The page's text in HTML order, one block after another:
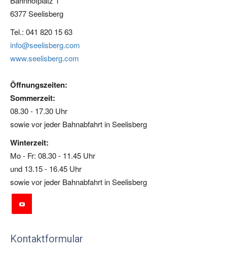
6377 Seelisberg
Tel.: 041 820 15 63
info@seelisberg.com
www.seelisberg.com
Öffnungszeiten:
Sommerzeit:
08.30 - 17.30 Uhr
sowie vor jeder Bahnabfahrt in Seelisberg
Winterzeit:
Mo - Fr: 08.30 - 11.45 Uhr
und 13.15 - 16.45 Uhr
sowie vor jeder Bahnabfahrt in Seelisberg
Kontaktformular